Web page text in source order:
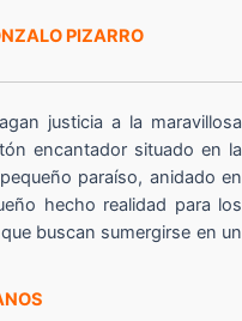
PIZARRO
justicia a la maravillosa
encantador situado en la
paraíso, anidado en
hecho realidad para los
buscan sumergirse en un